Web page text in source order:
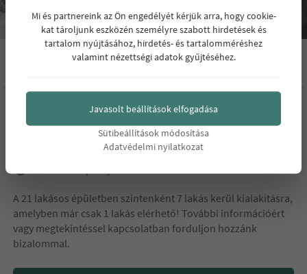
Eladó lakások Budapest IV. kerületében, Újpest
0 - 0 M Ft
Minden ingatlan elkelt.
A 21 lakásos épületben szintenként 7 lakás kerül kialakításra,
amelyben már csak 1 lakás elérhető! További információért
vagy megtekintéssel kapcsolatban forduljon hozzánk
bizalommal.
Mi és partnereink az Ön engedélyét kérjük arra, hogy cookie-
kat tároljunk eszközén személyre szabott hirdetések és
tartalom nyújtásához, hirdetés- és tartalomméréshez
valamint nézettségi adatok gyűjtéséhez.
Javasolt beállítások elfogadása
Sütibeállítások módosítása
Adatvédelmi nyilatkozat